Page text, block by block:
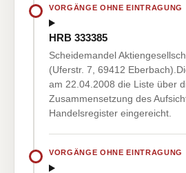
VORGÄNGE OHNE EINTRAGUNG
HRB 333385
Scheidemandel
(Uferstr. 7, 69412
am 22.04.2008 die Liste über
Zusammensetzung des
Handelsregister eingereicht.
VORGÄNGE OHNE EINTRAGUNG